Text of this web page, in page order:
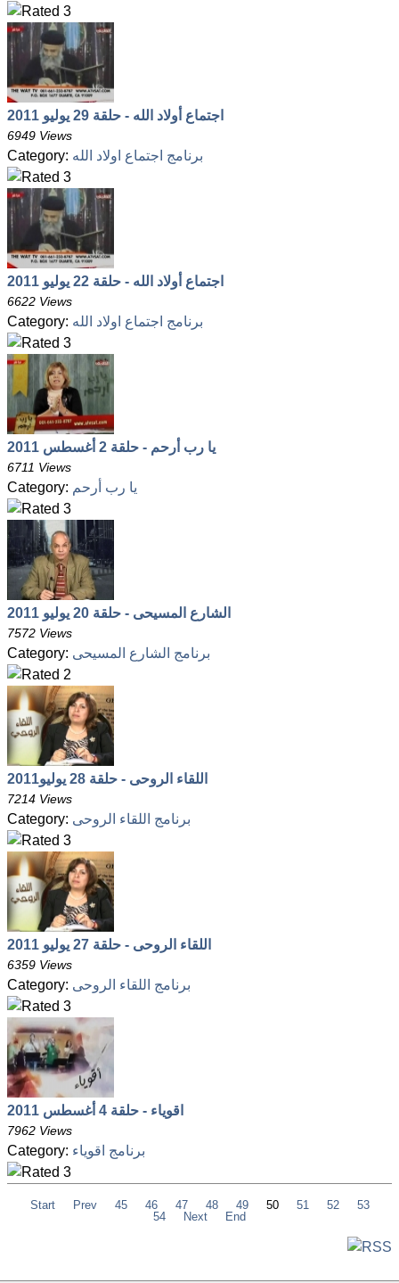
اجتماع أولاد الله - حلقة 29 يوليو 2011
6949 Views
Category: برنامج اجتماع اولاد الله
اجتماع أولاد الله - حلقة 22 يوليو 2011
6622 Views
Category: برنامج اجتماع اولاد الله
يا رب أرحم - حلقة 2 أغسطس 2011
6711 Views
Category: يا رب أرحم
الشارع المسيحى - حلقة 20 يوليو 2011
7572 Views
Category: برنامج الشارع المسيحى
اللقاء الروحى - حلقة 28 يوليو2011
7214 Views
Category: برنامج اللقاء الروحى
اللقاء الروحى - حلقة 27 يوليو 2011
6359 Views
Category: برنامج اللقاء الروحى
اقوياء - حلقة 4 أغسطس 2011
7962 Views
Category: برنامج اقوياء
Start Prev 45 46 47 48 49 50 51 52
53
54
Next End